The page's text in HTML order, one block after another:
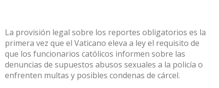
La provisión legal sobre los reportes obligatorios es la
primera vez que el Vaticano eleva a ley el requisito de
que los funcionarios católicos informen sobre las
denuncias de supuestos abusos sexuales a la policía o
enfrenten multas y posibles condenas de cárcel.